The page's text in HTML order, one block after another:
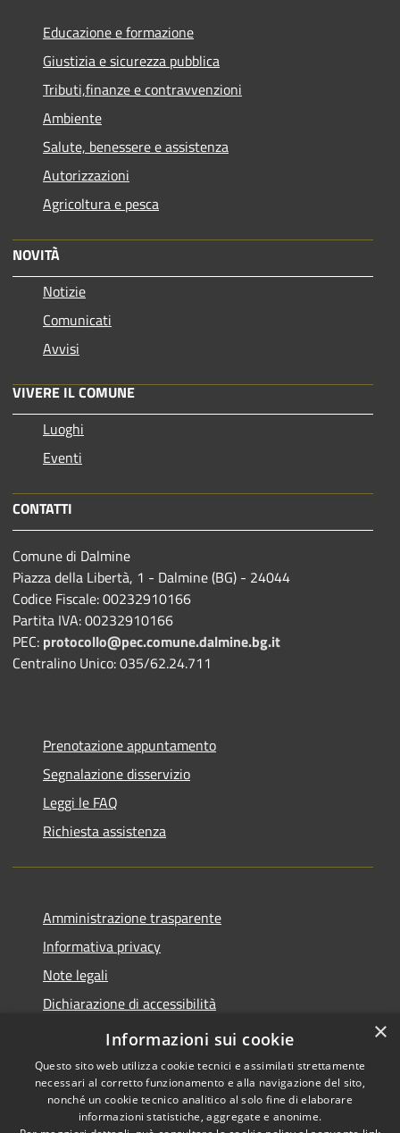
Educazione e formazione
Giustizia e sicurezza pubblica
Tributi,finanze e contravvenzioni
Ambiente
Salute, benessere e assistenza
Autorizzazioni
Agricoltura e pesca
NOVITÀ
Notizie
Comunicati
Avvisi
VIVERE IL COMUNE
Luoghi
Eventi
CONTATTI
Comune di Dalmine
Piazza della Libertà, 1 - Dalmine (BG) - 24044
Codice Fiscale: 00232910166
Partita IVA: 00232910166
PEC: protocollo@pec.comune.dalmine.bg.it
Centralino Unico: 035/62.24.711
Prenotazione appuntamento
Segnalazione disservizio
Leggi le FAQ
Richiesta assistenza
Amministrazione trasparente
Informativa privacy
Note legali
Dichiarazione di accessibilità
Piano di miglioramento del sito
Copyright © 2026 • Comune di
×
Informazioni sui cookie
Questo sito web utilizza cookie tecnici e assimilati strettamente
necessari al corretto funzionamento e alla navigazione del sito,
nonché un cookie tecnico analitico al solo fine di elaborare
informazioni statistiche, aggregate e anonime.